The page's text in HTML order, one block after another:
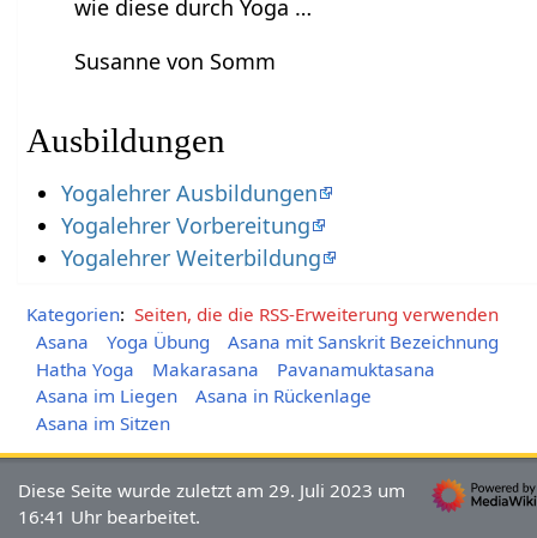
wie diese durch Yoga …
Susanne von Somm
Ausbildungen
Yogalehrer Ausbildungen
Yogalehrer Vorbereitung
Yogalehrer Weiterbildung
Kategorien: Seiten, die die RSS-Erweiterung verwenden
Asana
Yoga Übung
Asana mit Sanskrit Bezeichnung
Hatha Yoga
Makarasana
Pavanamuktasana
Asana im Liegen
Asana in Rückenlage
Asana im Sitzen
Diese Seite wurde zuletzt am 29. Juli 2023 um
16:41 Uhr bearbeitet.